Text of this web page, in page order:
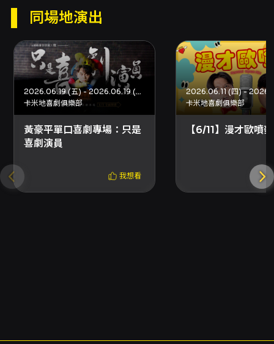
同場地演出
2026.06.19 (五) - 2026.06.19 (五)
卡米地喜劇俱樂部
黃豪平單口喜劇專場：只是
喜劇演員
我想看
2026.06.11 (四) -
卡米地喜劇俱樂部
【6/11】漫才歐噴麥